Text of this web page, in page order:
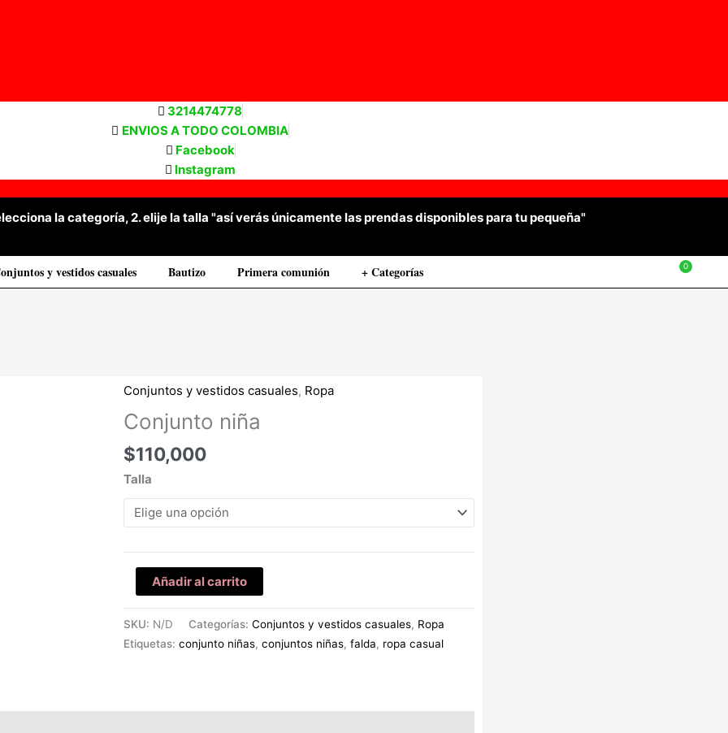
3214474778
ENVIOS A TODO COLOMBIA
Facebook
Instagram
la categoría, 2. elije la talla "así verás únicamente las prendas disponibles para tu pequeña"
y vestidos casuales Bautizo Primera comunión + Categorías
Conjuntos y vestidos casuales, Ropa
Conjunto niña
$110,000
Talla
Conjunto
niña
cantidad
Añadir al carrito
SKU: N/D Categorías: Conjuntos y vestidos casuales, Ropa
Etiquetas: conjunto niñas, conjuntos niñas, falda, ropa casual